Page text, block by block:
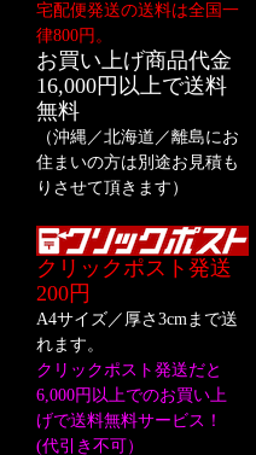
宅配便発送の送料は全国一
律800円。
お買い上げ商品代金
16,000円以上で送料
無料
（沖縄／北海道／離島にお
住まいの方は別途お見積も
りさせて頂きます）
クリックポスト発送
200円
A4サイズ／厚さ3cmまで送
れます。
クリックポスト発送だと
6,000円以上でのお買い上
げで送料無料サービス！
(代引き不可）